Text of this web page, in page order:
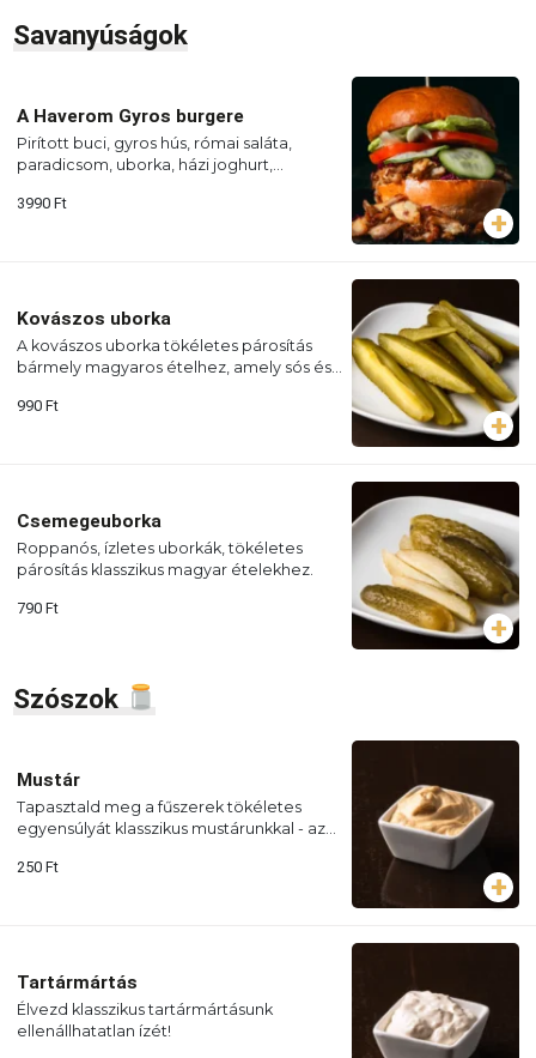
Savanyúságok
A Haverom Gyros burgere
Pirított buci, gyros hús, római saláta,
paradicsom, uborka, házi joghurt,
3990 Ft
Kovászos uborka
A kovászos uborka tökéletes párosítás
bármely magyaros ételhez, amely sós és
990 Ft
Csemegeuborka
Roppanós, ízletes uborkák, tökéletes
párosítás klasszikus magyar ételekhez.
790 Ft
Szószok
Mustár
Tapasztald meg a fűszerek tökéletes
egyensúlyát klasszikus mustárunkkal - az
amelynek egy kis extra lendületre van
250 Ft
Tartármártás
Élvezd klasszikus tartármártásunk
ellenállhatatlan ízét!